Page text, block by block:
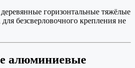
горизонтальные тяжёлые
безсверловочного крепления не
алюминиевые